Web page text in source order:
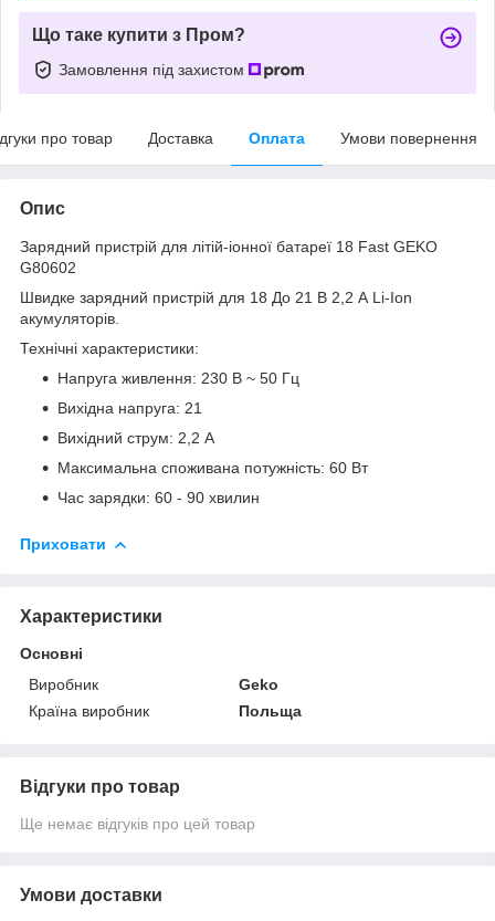
Що таке купити з Пром?
Замовлення під захистом
про товар Доставка Оплата Умови повернення
Опис
Зарядний пристрій для літій-іонної батареї 18 Fast GEKO
G80602
Швидке зарядний пристрій для 18 До 21 В 2,2 А Li-Ion
акумуляторів.
Технічні характеристики:
Напруга живлення: 230 В ~ 50 Гц
Вихідна напруга: 21
Вихідний струм: 2,2 А
Максимальна споживана потужність: 60 Вт
Час зарядки: 60 - 90 хвилин
Приховати
Характеристики
Основні
Виробник
Geko
Країна виробник
Польща
Відгуки про товар
Ще немає відгуків про цей товар
Умови доставки